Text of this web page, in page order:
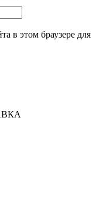
в этом браузере для